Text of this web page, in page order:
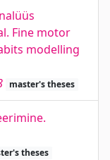
Fine motor
modelling
master's theses
theses